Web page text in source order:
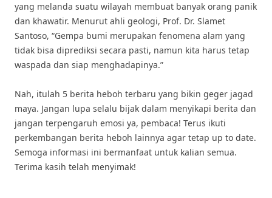
yang melanda suatu wilayah membuat banyak orang panik
dan khawatir. Menurut ahli geologi, Prof. Dr. Slamet
Santoso, “Gempa bumi merupakan fenomena alam yang
tidak bisa diprediksi secara pasti, namun kita harus tetap
waspada dan siap menghadapinya.”
Nah, itulah 5 berita heboh terbaru yang bikin geger jagad
maya. Jangan lupa selalu bijak dalam menyikapi berita dan
jangan terpengaruh emosi ya, pembaca! Terus ikuti
perkembangan berita heboh lainnya agar tetap up to date.
Semoga informasi ini bermanfaat untuk kalian semua.
Terima kasih telah menyimak!